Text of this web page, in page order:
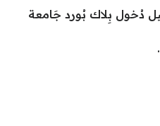
دُخول بِلاك بُورد جَامعة